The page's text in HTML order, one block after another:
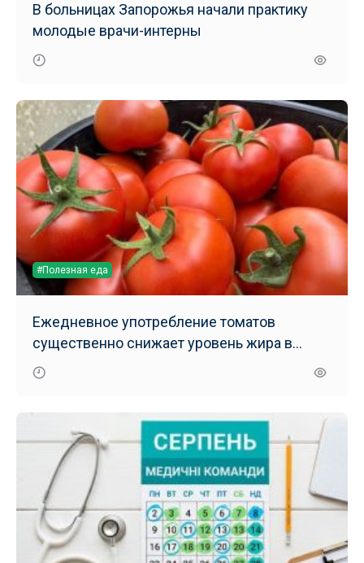
В больницах Запорожья начали практику
молодые врачи-интерны
#Полезная еда
Ежедневное употребление томатов
существенно снижает уровень жира в
печени – результаты нового исследования